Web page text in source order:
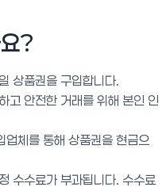
?
상품권을 구입합니다.
고 안전한 거래를 위해 본인 인
업체를 통해 상품권을 현금으
수수료가 부과됩니다. 수수료